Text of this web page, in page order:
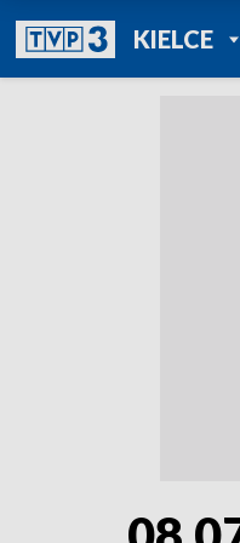
KIELCE
TVP